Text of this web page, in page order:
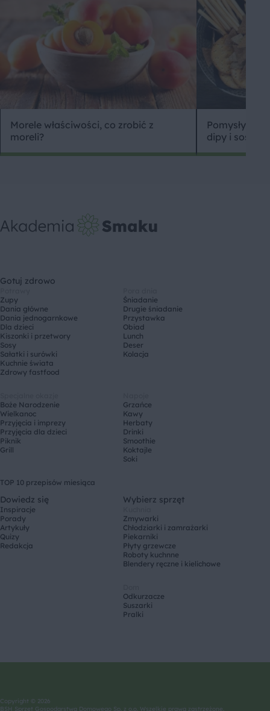
Morele właściwości, co zrobić z
moreli?
Pomysły na
dipy i sosy
Gotuj zdrowo
Zupy
Dania główne
Dania jednogarnkowe
Dla dzieci
Kiszonki i przetwory
Sosy
Sałatki i surówki
Kuchnie świata
Zdrowy fastfood
Śniadanie
Drugie śniadanie
Przystawka
Obiad
Lunch
Deser
Kolacja
Boże Narodzenie
Wielkanoc
Przyjęcia i imprezy
Przyjęcia dla dzieci
Piknik
Grill
Grzańce
Kawy
Herbaty
Drinki
Smoothie
Koktajle
Soki
TOP 10 przepisów miesiąca
Dowiedz się
Inspiracje
Porady
Artykuły
Quizy
Redakcja
Wybierz sprzęt
Zmywarki
Chłodziarki i zamrażarki
Piekarniki
Płyty grzewcze
Roboty kuchnne
Blendery ręczne i kielichowe
Odkurzacze
Suszarki
Pralki
Copyright © 2026
BSH Sprzęt Gospodarstwa Domowego Sp. z o.o. Wszelkie prawa zastrzeżone.